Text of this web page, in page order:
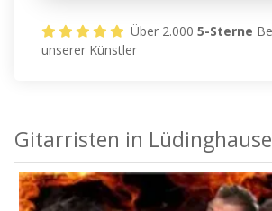
Über 2.0005-Sterne
unserer Künstler
Gitarristen in